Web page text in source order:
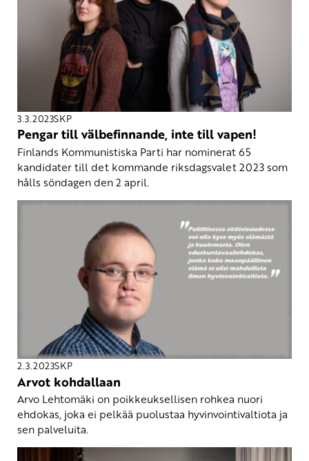
3.3.2023SKP
Pengar till välbefinnande, inte till vapen!
Finlands Kommunistiska Parti har nominerat 65
kandidater till det kommande riksdagsvalet 2023 som
hålls söndagen den 2 april.
2.3.2023SKP
Arvot kohdallaan
Arvo Lehtomäki on poikkeuksellisen rohkea nuori
ehdokas, joka ei pelkää puolustaa hyvinvointivaltiota ja
sen palveluita.